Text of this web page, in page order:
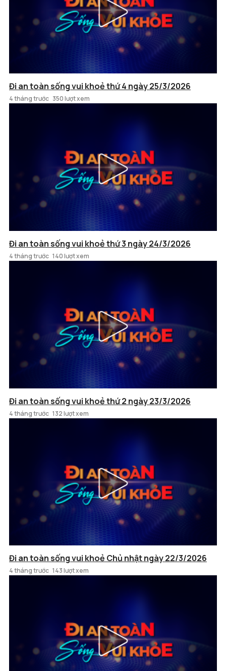
Đi an toàn sống vui khoẻ thứ 4 ngày 25/3/2026
4 tháng trước 350 lượt xem
Đi an toàn sống vui khoẻ thứ 3 ngày 24/3/2026
4 tháng trước 140 lượt xem
Đi an toàn sống vui khoẻ thứ 2 ngày 23/3/2026
4 tháng trước 132 lượt xem
Đi an toàn sống vui khoẻ Chủ nhật ngày 22/3/2026
4 tháng trước 143 lượt xem